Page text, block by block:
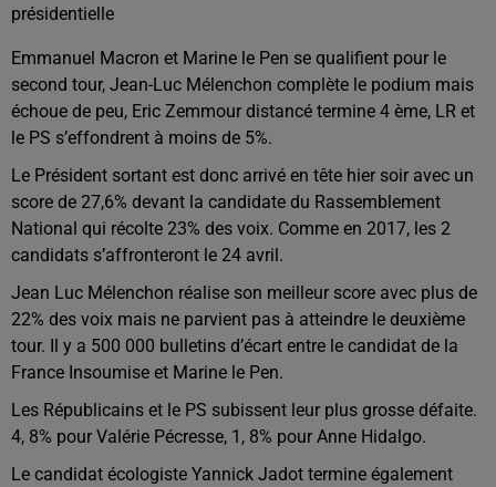
présidentielle
Emmanuel Macron et Marine le Pen se qualifient pour le
second tour, Jean-Luc Mélenchon complète le podium mais
échoue de peu, Eric Zemmour distancé termine 4 ème, LR et
le PS s’effondrent à moins de 5%.
Le Président sortant est donc arrivé en tête hier soir avec un
score de 27,6% devant la candidate du Rassemblement
National qui récolte 23% des voix. Comme en 2017, les 2
candidats s’affronteront le 24 avril.
Jean Luc Mélenchon réalise son meilleur score avec plus de
22% des voix mais ne parvient pas à atteindre le deuxième
tour. Il y a 500 000 bulletins d’écart entre le candidat de la
France Insoumise et Marine le Pen.
Les Républicains et le PS subissent leur plus grosse défaite.
4, 8% pour Valérie Pécresse, 1, 8% pour Anne Hidalgo.
Le candidat écologiste Yannick Jadot termine également